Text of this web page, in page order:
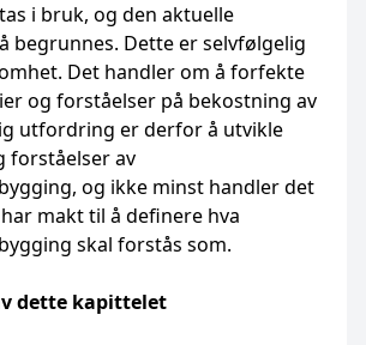
i bruk, og den aktuelle
begrunnes. Dette er selvfølgelig
Det handler om å forfekte
og forståelser på bekostning av
utfordring er derfor å utvikle
forståelser av
og ikke minst handler det
makt til å definere hva
skal forstås som.
dette kapittelet